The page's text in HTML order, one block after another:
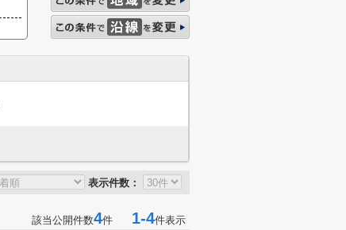
表示件数：
該当公開件数4件 1-4件表示